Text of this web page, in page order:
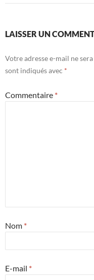
LAISSER UN
Votre adresse e-mail ne
sont indiqués avec *
Commentaire *
Nom *
E-mail *